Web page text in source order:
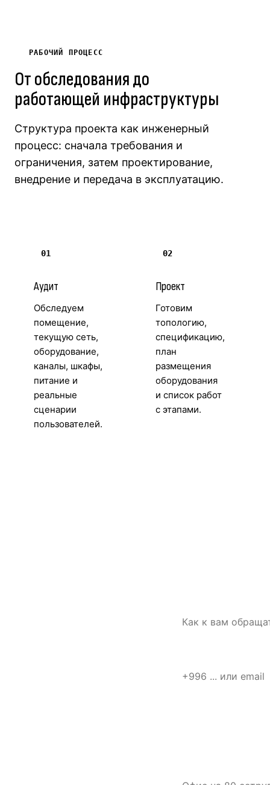
РАБОЧИЙ ПРОЦЕСС
От обследования до
работающей инфраструктуры
Структура проекта как инженерный
процесс: сначала требования и
ограничения, затем проектирование,
внедрение и передача в эксплуатацию.
01
Аудит
Обследуем
помещение,
текущую сеть,
оборудование,
каналы, шкафы,
питание и
реальные
сценарии
пользователей.
02
Проект
Готовим
топологию,
спецификацию,
план
размещения
оборудования
и список работ
с этапами.